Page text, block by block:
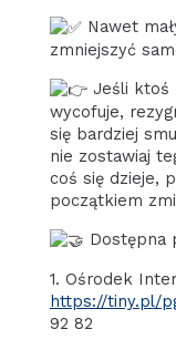
Nawet
zmniejszyć
Jeśli ktoś
wycofuje,
się bardziej
nie zostawiaj
coś się dzieje,
początkiem
Dostępna
1. Ośrodek
https://tiny.pl/
92 82